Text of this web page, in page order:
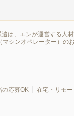
は、エンが運営する
シンオペレーター）のお
の応募OK 在宅・リモー